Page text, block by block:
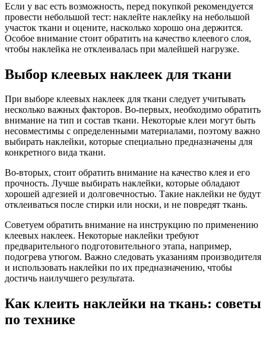
Если у вас есть возможность, перед покупкой рекомендуется
провести небольшой тест: наклейте наклейку на небольшой
участок ткани и оцените, насколько хорошо она держится.
Особое внимание стоит обратить на качество клеевого слоя,
чтобы наклейка не отклеивалась при малейшей нагрузке.
Выбор клеевых наклеек для ткани
При выборе клеевых наклеек для ткани следует учитывать
несколько важных факторов. Во-первых, необходимо обратить
внимание на тип и состав ткани. Некоторые клеи могут быть
несовместимы с определенными материалами, поэтому важно
выбирать наклейки, которые специально предназначены для
конкретного вида ткани.
Во-вторых, стоит обратить внимание на качество клея и его
прочность. Лучше выбирать наклейки, которые обладают
хорошей адгезией и долговечностью. Такие наклейки не будут
отклеиваться после стирки или носки, и не повредят ткань.
Советуем обратить внимание на инструкцию по применению
клеевых наклеек. Некоторые наклейки требуют
предварительного подготовительного этапа, например,
подогрева утюгом. Важно следовать указаниям производителя
и использовать наклейки по их предназначению, чтобы
достичь наилучшего результата.
Как клеить наклейки на ткань: советы
по технике